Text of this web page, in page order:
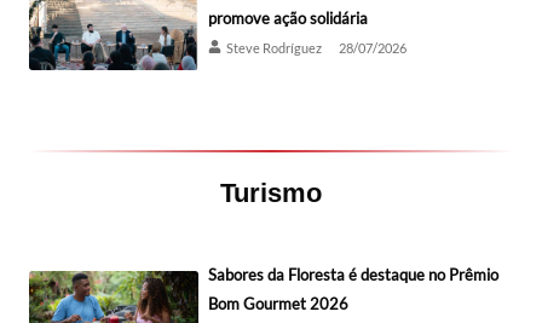
promove ação solidária
Steve Rodríguez 28/07/2026
Turismo
Sabores da Floresta é destaque no Prêmio
Bom Gourmet 2026